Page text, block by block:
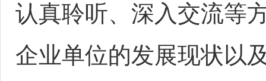
认真聆听、深入交流等
企业单位的发展现状以